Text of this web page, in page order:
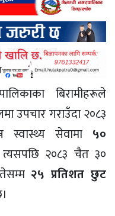
बिरामीहरूले
उपचार गराउँदा २०८३
सेवामा ५०
त्यसपछि २०८३ चैत ३०
२५ प्रतिशत छुट